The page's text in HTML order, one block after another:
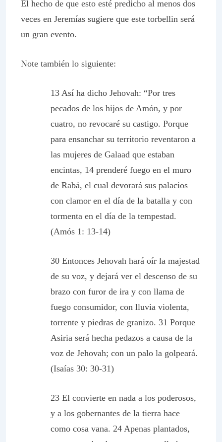
El hecho de que esto esté predicho al menos dos
veces en Jeremías sugiere que este torbellin será
un gran evento.
Note también lo siguiente:
13 Así ha dicho Jehovah: “Por tres
pecados de los hijos de Amón, y por
cuatro, no revocaré su castigo. Porque
para ensanchar su territorio reventaron a
las mujeres de Galaad que estaban
encintas, 14 prenderé fuego en el muro
de Rabá, el cual devorará sus palacios
con clamor en el día de la batalla y con
tormenta en el día de la tempestad.
(Amós 1: 13-14)
30 Entonces Jehovah hará oír la majestad
de su voz, y dejará ver el descenso de su
brazo con furor de ira y con llama de
fuego consumidor, con lluvia violenta,
torrente y piedras de granizo. 31 Porque
Asiria será hecha pedazos a causa de la
voz de Jehovah; con un palo la golpeará.
(Isaías 30: 30-31)
23 El convierte en nada a los poderosos,
y a los gobernantes de la tierra hace
como cosa vana. 24 Apenas plantados,